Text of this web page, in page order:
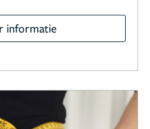
informatie